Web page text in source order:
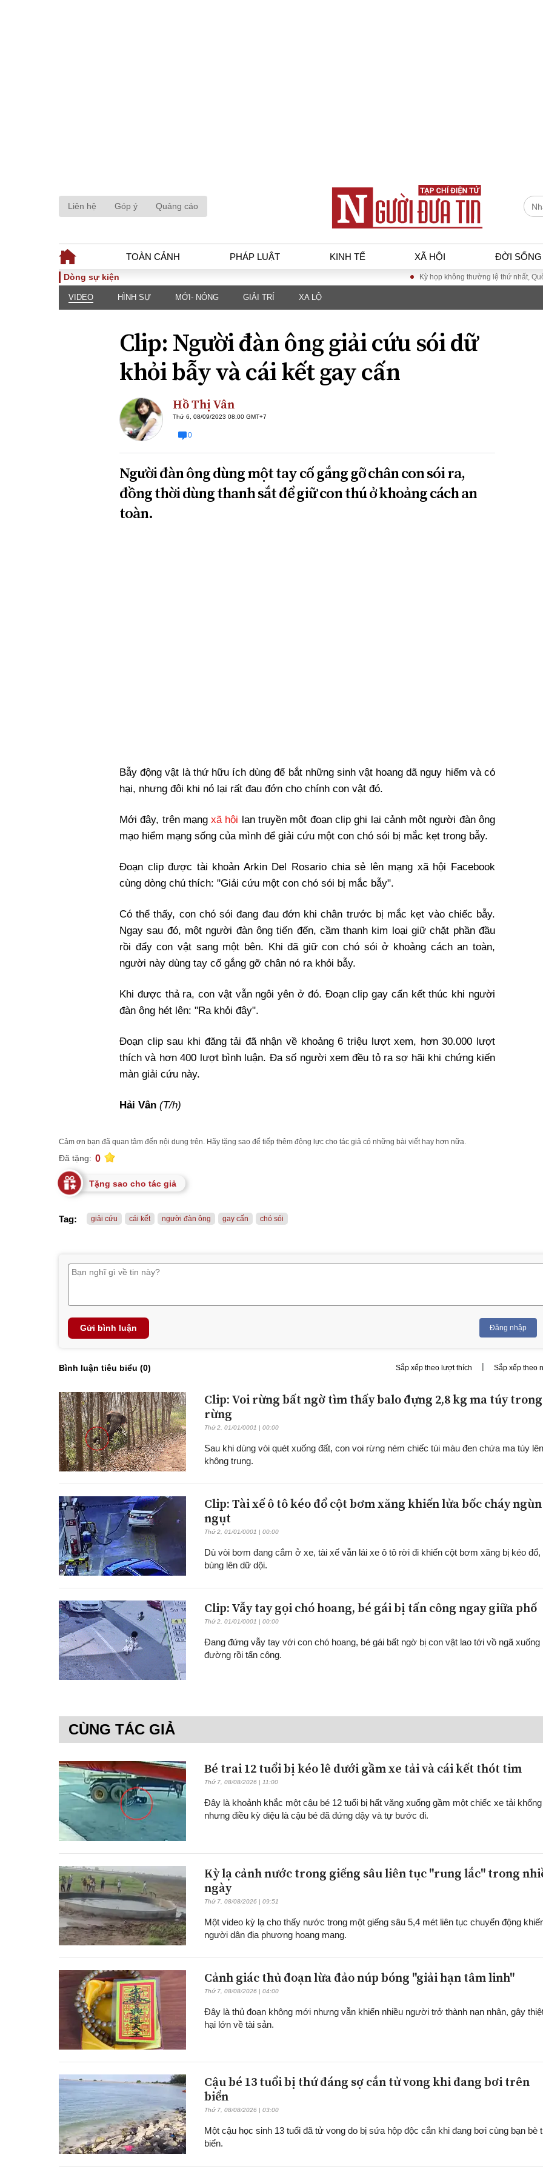
Liên hệ Góp ý Quảng cáo
TOÀN CẢNH PHÁP LUẬT KINH TẾ XÃ HỘI ĐỜI SỐNG
TOÀN CẢNH
Chính sách
Đối thoại
PHÁP LUẬT
luật
Góc nhìn luật gia
Hồ sơ điều tra
Tài chính - Ngân
hàng
Kinh tế vĩ mô
Công nghệ
ĐA CHIỀU
Dòng sự kiện Kỳ họp không thường lệ thứ nhất, Quốc hội
VIDEO HÌNH SỰ MỚI- NÓNG GIẢI TRÍ XA LỘ
Clip: Người đàn ông giải cứu sói dữ
khỏi bẫy và cái kết gay cấn
Hồ Thị Vân
Thứ 6, 08/09/2023 08:00 GMT+7
0
Người đàn ông dùng một tay cố gắng gỡ chân con sói ra,
đồng thời dùng thanh sắt để giữ con thú ở khoảng cách an
toàn.
Bẫy động vật là thứ hữu ích dùng để bắt những sinh vật hoang dã nguy hiểm và có
hại, nhưng đôi khi nó lại rất đau đớn cho chính con vật đó.
Mới đây, trên mạngxã hội lan truyền một đoạn clip ghi lại cảnh một người đàn ông
mạo hiểm mạng sống của mình để giải cứu một con chó sói bị mắc kẹt trong bẫy.
Đoạn clip được tài khoản Arkin Del Rosario chia sẻ lên mạng xã hội Facebook
cùng dòng chú thích: "Giải cứu một con chó sói bị mắc bẫy".
Có thể thấy, con chó sói đang đau đớn khi chân trước bị mắc kẹt vào chiếc bẫy.
Ngay sau đó, một người đàn ông tiến đến, cầm thanh kim loại giữ chặt phần đầu
rồi đẩy con vật sang một bên. Khi đã giữ con chó sói ở khoảng cách an toàn,
người này dùng tay cố gắng gỡ chân nó ra khỏi bẫy.
Khi được thả ra, con vật vẫn ngôi yên ở đó. Đoạn clip gay cấn kết thúc khi người
đàn ông hét lên: "Ra khỏi đây".
Đoạn clip sau khi đăng tải đã nhận về khoảng 6 triệu lượt xem, hơn 30.000 lượt
thích và hơn 400 lượt bình luận. Đa số người xem đều tỏ ra sợ hãi khi chứng kiến
màn giải cứu này.
Hải Vân (T/h)
Cảm ơn bạn đã quan tâm đến nội dung trên. Hãy tặng sao để tiếp thêm động lực cho tác giả có những bài viết hay hơn nữa.
Đã tặng: 0
Tặng sao cho tác giả
Tag: giải cứu cái kết người đàn ông gay cấn chó sói
Gửi bình luận Đăng nhập
Bình luận tiêu biểu (0) Sắp xếp theo lượt thích | Sắp xếp theo
Clip: Voi rừng bất ngờ tìm thấy balo đựng 2,8 kg ma túy trong
rừng
Thứ 2, 01/01/0001 | 00:00
Sau khi dùng vòi quét xuống đất, con voi rừng ném chiếc túi màu đen chứa ma túy lên
không trung.
Clip: Tài xế ô tô kéo đổ cột bơm xăng khiến lửa bốc cháy ngùn
ngụt
Thứ 2, 01/01/0001 | 00:00
Dù vòi bơm đang cắm ở xe, tài xế vẫn lái xe ô tô rời đi khiến cột bơm xăng bị kéo
bùng lên dữ dội.
Clip: Vẫy tay gọi chó hoang, bé gái bị tấn công ngay giữa phố
Thứ 2, 01/01/0001 | 00:00
Đang đứng vẫy tay với con chó hoang, bé gái bất ngờ bị con vật lao tới vồ ngã xuống
đường rồi tấn công.
CÙNG TÁC GIẢ
Bé trai 12 tuổi bị kéo lê dưới gầm xe tải và cái kết thót tim
Thứ 7, 08/08/2026 | 11:00
Đây là khoảnh khắc một cậu bé 12 tuổi bị hất văng xuống gầm một chiếc xe tải khổng
nhưng điều kỳ diệu là cậu bé đã đứng dậy và tự bước đi.
Kỳ lạ cảnh nước trong giếng sâu liên tục "rung lắc" trong
ngày
Thứ 7, 08/08/2026 | 09:51
Một video kỳ lạ cho thấy nước trong một giếng sâu 5,4 mét liên tục chuyển động
người dân địa phương hoang mang.
Cảnh giác thủ đoạn lừa đảo núp bóng "giải hạn tâm linh"
Thứ 7, 08/08/2026 | 04:00
Đây là thủ đoạn không mới nhưng vẫn khiến nhiều người trở thành nạn nhân, gây
hại lớn về tài sản.
Cậu bé 13 tuổi bị thứ đáng sợ cắn tử vong khi đang bơi trên
biển
Thứ 7, 08/08/2026 | 03:00
Một cậu học sinh 13 tuổi đã tử vong do bị sứa hộp độc cắn khi đang bơi cùng bạn bè
biển.